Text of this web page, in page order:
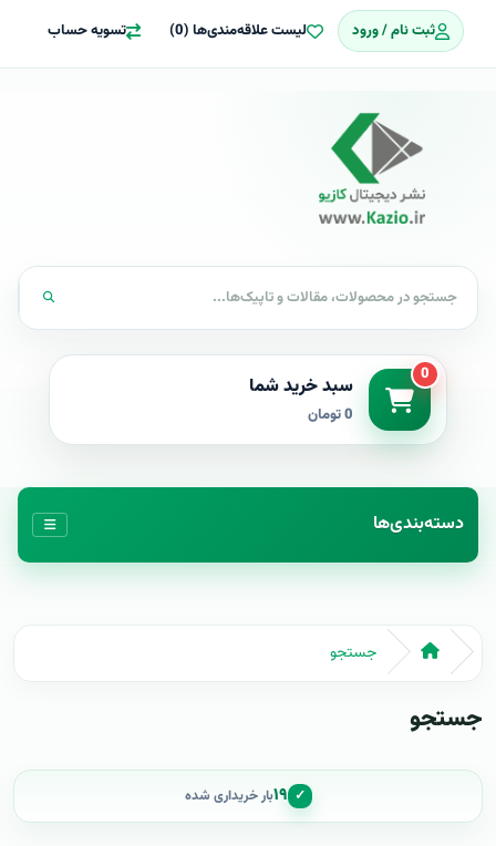
ثبت نام / ورود لیست علاقه‌مندی‌ها (0) تسویه حساب
0 سبد خرید شما
0 تومان
دسته‌بندی‌ها
جستجو
جستجو
✓ ۱۹بار خریداری شده